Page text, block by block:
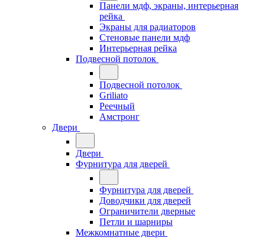
Панели мдф, экраны, интерьерная
рейка
Экраны для радиаторов
Стеновые панели мдф
Интерьерная рейка
Подвесной потолок
Подвесной потолок
Griliato
Реечный
Амстронг
Двери
Двери
Фурнитура для дверей
Фурнитура для дверей
Доводчики для дверей
Ограничители дверные
Петли и шарниры
Межкомнатные двери